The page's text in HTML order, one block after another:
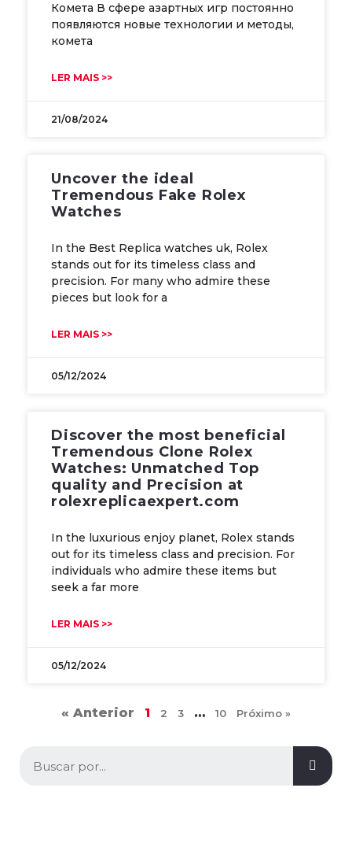
Комета В сфере азартных игр постоянно
появляются новые технологии и методы,
комета
LER MAIS >>
21/08/2024
Uncover the ideal
Tremendous Fake Rolex
Watches
In the Best Replica watches uk, Rolex
stands out for its timeless class and
precision. For many who admire these
pieces but look for a
LER MAIS >>
05/12/2024
Discover the most beneficial
Tremendous Clone Rolex
Watches: Unmatched Top
quality and Precision at
rolexreplicaexpert.com
In the luxurious enjoy planet, Rolex stands
out for its timeless class and precision. For
individuals who admire these items but
seek a far more
LER MAIS >>
05/12/2024
« Anterior 1 2 3 … 10 Próximo »